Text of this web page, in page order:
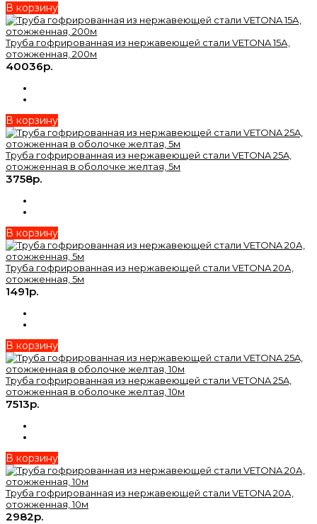
В корзину
Труба гофрированная из нержавеющей стали VETONA 15А,
отожженная, 200м
40036р.
В корзину
Труба гофрированная из нержавеющей стали VETONA 25A,
отожженная в оболочке желтая, 5м
3758р.
В корзину
Труба гофрированная из нержавеющей стали VETONA 20А,
отожженная, 5м
1491р.
В корзину
Труба гофрированная из нержавеющей стали VETONA 25A,
отожженная в оболочке желтая, 10м
7513р.
В корзину
Труба гофрированная из нержавеющей стали VETONA 20А,
отожженная, 10м
2982р.